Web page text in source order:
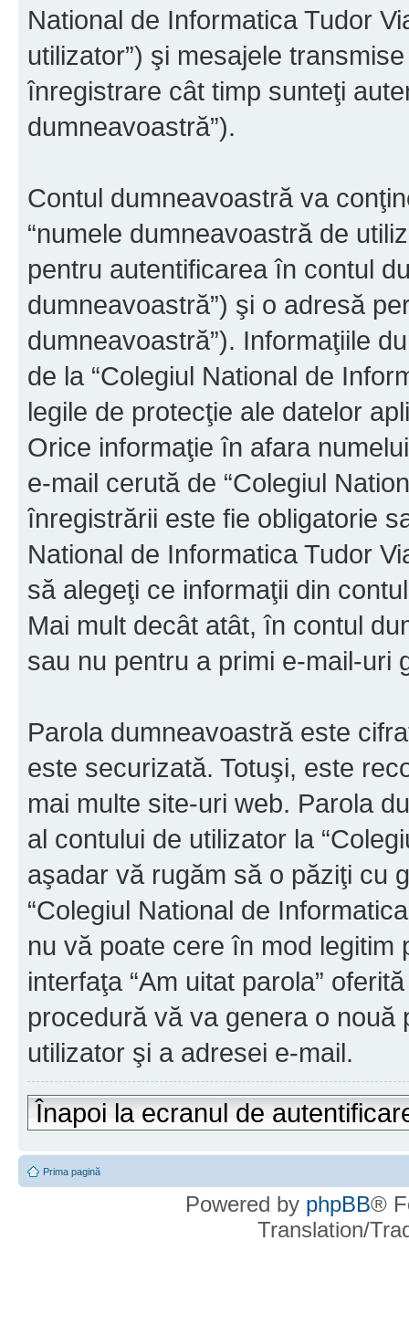
National de Informatica Tudor
utilizator”) şi mesajele
înregistrare cât timp sunteţi
dumneavoastră”).
Contul dumneavoastră va
“numele dumneavoastră de
pentru autentificarea în contul
dumneavoastră”) şi o adresă
dumneavoastră”). Informaţiile
de la “Colegiul National de
legile de protecţie ale datelor
Orice informaţie în afara
e-mail cerută de “Colegiul
înregistrării este fie obligatorie
National de Informatica Tudor
să alegeţi ce informaţii din
Mai mult decât atât, în contul
sau nu pentru a primi e-mail-uri
Parola dumneavoastră este
este securizată. Totuşi, este
mai multe site-uri web. Parola
al contului de utilizator la
aşadar vă rugăm să o păziţi cu
“Colegiul National de
nu vă poate cere în mod legitim
interfaţa “Am uitat parola”
procedură vă va genera o
utilizator şi a adresei e-mail.
Înapoi la ecranul de
Prima pagină
Powered by phpBB®
Translation/